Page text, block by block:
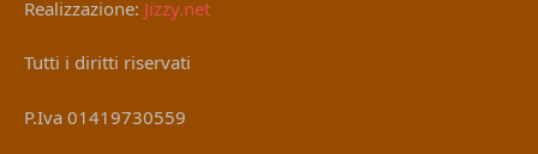
Realizzazione: Jizzy.net
Tutti i diritti riservati
P.Iva 01419730559